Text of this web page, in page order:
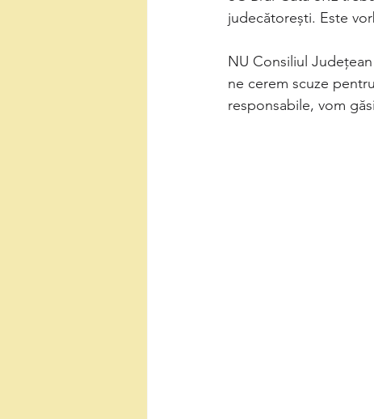
judecătorești. Este
NU Consiliul
ne cerem scuze
responsabile, vom